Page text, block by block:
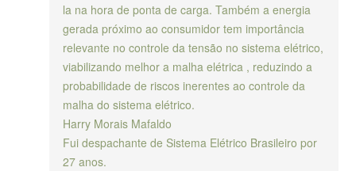
la na hora de ponta de carga. Também a energia
gerada próximo ao consumidor tem importância
relevante no controle da tensão no sistema elétrico,
viabilizando melhor a malha elétrica , reduzindo a
probabilidade de riscos inerentes ao controle da
malha do sistema elétrico.
Harry Morais Mafaldo
Fui despachante de Sistema Elétrico Brasileiro por
27 anos.